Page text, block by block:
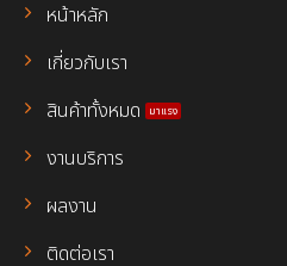
หน้าหลัก
เกี่ยวกับเรา
สินค้าทั้งหมด
งานบริการ
ผลงาน
ติดต่อเรา